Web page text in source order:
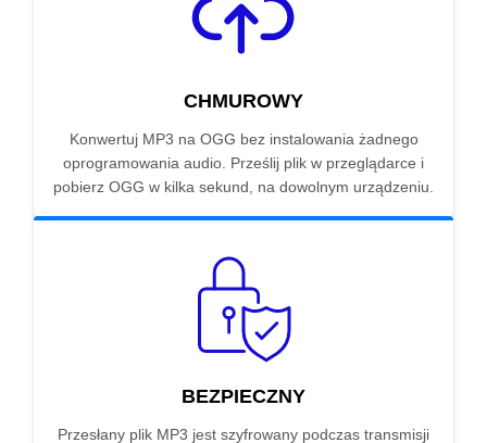
CHMUROWY
Konwertuj MP3 na OGG bez instalowania żadnego
oprogramowania audio. Prześlij plik w przeglądarce i
pobierz OGG w kilka sekund, na dowolnym urządzeniu.
BEZPIECZNY
Przesłany plik MP3 jest szyfrowany podczas transmisji